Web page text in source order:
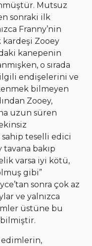
Mutsuz
sonraki ilk
Franny’nin
kardeşi Zooey
kanepenin
o sırada
ilgili endişelerini ve
bilmeyen
Zooey,
uzun süren
teselli edici
tavana bakıp
varsa iyi kötü,
gibi”
sonra çok az
ve yalnızca
üstüne bu
edimlerin,